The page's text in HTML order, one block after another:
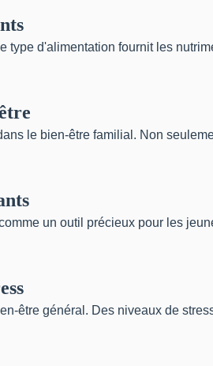
d'alimentation fournit les
le bien-être familial. Non
un outil précieux pour les
être général. Des niveaux de